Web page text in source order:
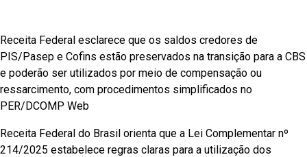
Receita Federal esclarece que os saldos credores de
PIS/Pasep e Cofins estão preservados na transição para a CBS
e poderão ser utilizados por meio de compensação ou
ressarcimento, com procedimentos simplificados no
PER/DCOMP Web
Receita Federal do Brasil orienta que a Lei Complementar nº
214/2025 estabelece regras claras para a utilização dos